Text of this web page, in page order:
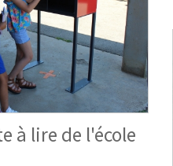
à lire de l'école